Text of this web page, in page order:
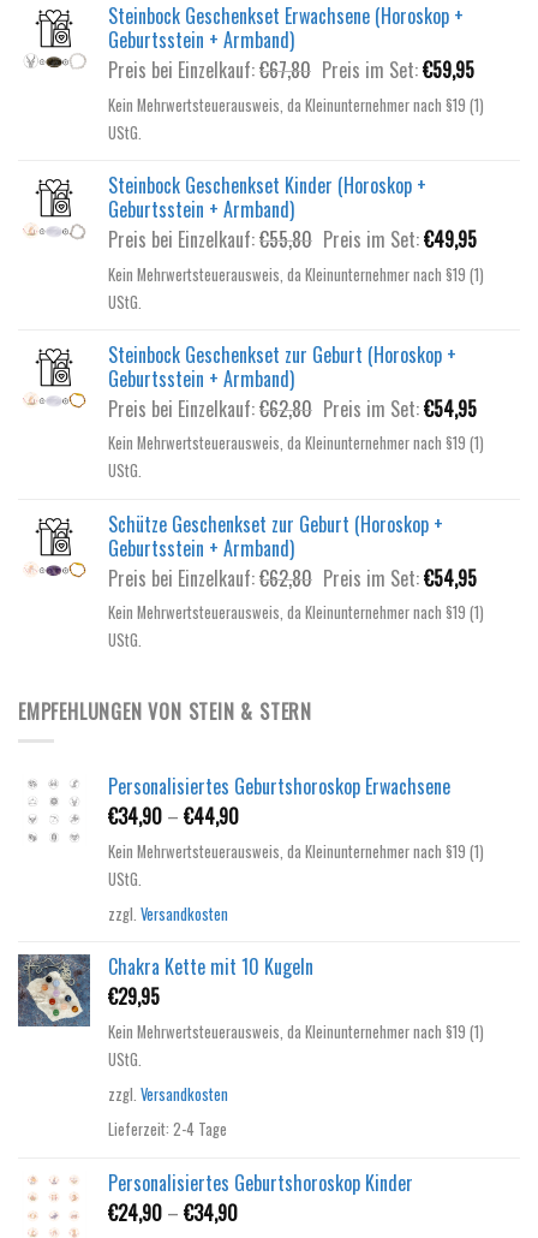
Steinbock Geschenkset Erwachsene (Horoskop +
Geburtsstein + Armband)
Preis bei Einzelkauf:€67,80 Ursprünglicher
Preis
war:
Preis im Set:€59,95
Preis
ist:
Kein Mehrwertsteuerausweis, da Kleinunternehmer nach §19 (1)
UStG.
Steinbock Geschenkset Kinder (Horoskop +
Geburtsstein + Armband)
Preis bei Einzelkauf:€55,80 Ursprünglicher
Preis
war:
Preis im Set:€49,95
Preis
ist:
Kein Mehrwertsteuerausweis, da Kleinunternehmer nach §19 (1)
UStG.
Steinbock Geschenkset zur Geburt (Horoskop +
Geburtsstein + Armband)
Preis bei Einzelkauf:€62,80 Ursprünglicher
Preis
war:
Preis im Set:€54,95
Preis
ist:
Kein Mehrwertsteuerausweis, da Kleinunternehmer nach §19 (1)
UStG.
Schütze Geschenkset zur Geburt (Horoskop +
Geburtsstein + Armband)
Preis bei Einzelkauf:€62,80 Ursprünglicher
Preis
war:
Preis im Set:€54,95
Preis
ist:
Kein Mehrwertsteuerausweis, da Kleinunternehmer nach §19 (1)
UStG.
EMPFEHLUNGEN VON STEIN & STERN
Personalisiertes Geburtshoroskop Erwachsene
€34,90 – €44,90
Kein Mehrwertsteuerausweis, da Kleinunternehmer nach §19 (1)
UStG.
zzgl. Versandkosten
Chakra Kette mit 10 Kugeln
€29,95
Kein Mehrwertsteuerausweis, da Kleinunternehmer nach §19 (1)
UStG.
zzgl. Versandkosten
Lieferzeit: 2-4 Tage
Personalisiertes Geburtshoroskop Kinder
€24,90 – €34,90